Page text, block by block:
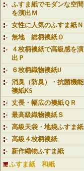
ふすま紙でモダンな空間
を演出Ｍ
女性に人気のふすま紙Ｎ
無地 総柄襖紙Ｏ
４枚柄襖紙で高級感を演
出Ｐ
６枚柄織物襖紙U
消臭（防臭）・抗菌機能
襖紙KS
丈長・幅広の襖紙ＱＲ
最高級織物襖紙Ｓ
高級天袋・地袋ふすま紙
高級４枚柄襖紙
新作織物ふすま紙
ふすま紙 和紙